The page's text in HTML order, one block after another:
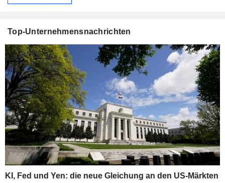
Top-Unternehmensnachrichten
KI, Fed und Yen: die neue Gleichung an den US-Märkten